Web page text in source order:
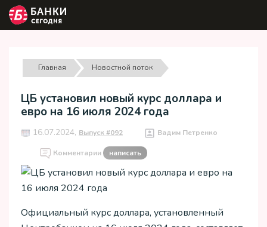
Главная Новостной поток
ЦБ установил новый курс доллара и
евро на 16 июля 2024 года
16.07.2024, Выпуск #092 Вадим Петренко
Комментарии написать
Официальный курс доллара, установленный